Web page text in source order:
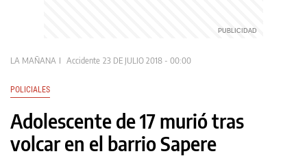
LA MAÑANA Accidente 23 DE JULIO 2018 - 00:00
POLICIALES
Adolescente de 17 murió tras
volcar en el barrio Sapere